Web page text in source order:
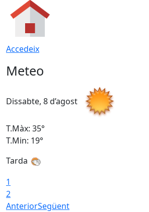
Accedeix
Meteo
Dissabte, 8 d’agost
T.Màx: 35°
T.Min: 19°
Tarda
1
2
AnteriorSegüent